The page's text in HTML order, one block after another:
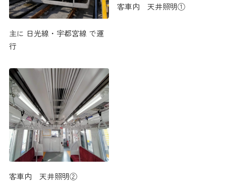
主に 日光線・宇都宮線 で運
行
客車内 天井照明①
客車内 天井照明②